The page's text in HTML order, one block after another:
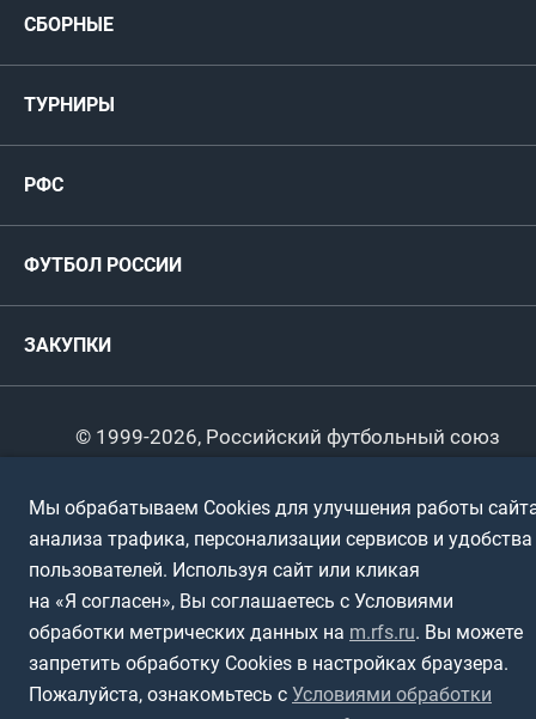
Карта болельщика
СБОРНЫЕ
Футзал
Титулы и трофеи
ТУРНИРЫ
Международные
Турниры клубов
РФС
Регионы
Документы
ФУТБОЛ РОССИИ
Пляжный
ПОДА-футбол
Футбольное двоеборье
Интерактивный
Любители
Дети
Ветераны
Спортсмены с ОВЗ
ЗАКУПКИ
© 1999-2026, Российский футбольный союз
Политика обработки персональных данных
Использование информации
Полная версия сайта
Мы обрабатываем Cookies для улучшения работы
анализа трафика, персонализации сервисов и удобства
пользователей. Используя сайт или кликая
на «Я согласен», Вы соглашаетесь с Условиями
обработки метрических данных на m.rfs.ru. Вы можете
запретить обработку Cookies в настройках браузера.
Пожалуйста, ознакомьтесь с Условиями обработки